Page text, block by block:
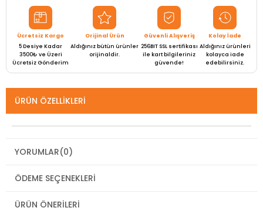
Ücretsiz Kargo
5 Desiye Kadar
3500₺ ve Üzeri
Ücretsiz Gönderim
Orijinal Ürün
Aldığınız bütün ürünler
orijinaldir.
Güvenli Alışveriş
256BIT SSL sertifikası
ile kart bilgileriniz
güvende!
Kolay İade
Aldığınız ürünleri
kolayca iade
edebilirsiniz.
ÜRÜN ÖZELLIKLERI
YORUMLAR(0)
ÖDEME SEÇENEKLERI
ÜRÜN ÖNERILERI